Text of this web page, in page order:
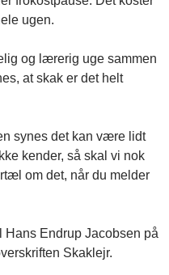
ugen.
og lærerig uge sammen
at skak er det helt
synes det kan være lidt
kender, så skal vi nok
om det, når du melder
Endrup Jacobsen på
Skaklejr.